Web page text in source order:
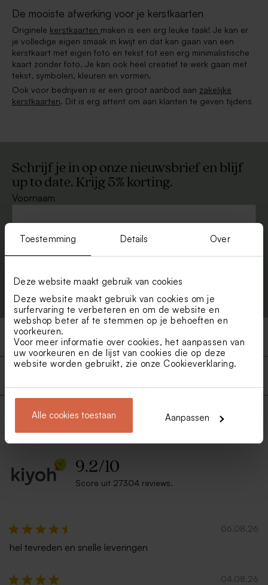
Toestemming Details Over
Deze website maakt gebruik van cookies
Deze website maakt gebruik van cookies om je
surfervaring te verbeteren en om de website en
webshop beter af te stemmen op je behoeften en
voorkeuren.
Voor meer informatie over cookies, het aanpassen van
uw voorkeuren en de lijst van cookies die op deze
website worden gebruikt, zie onze Cookieverklaring.
Alle cookies toestaan Aanpassen
De mooiste afwerking voor je kerstkaarten
Originele kerstkaarten maken is een erg leuke taak! Je kan er
je volledige eigen smaak in kwijt en dat kan gaan van een
kerstkaart met eigen foto en tekst tot een erg minimalistische
kaart zonder foto. Je kan ook heel creatief te werk gaan met
tekst, symbolen, kleuren en vormen.
Ook voor bedrijven is er een groot aanbod aan zakelijke
kerstkaarten. Dit is erg attent om aan klanten te geven tijdens
Schrijf je in op onze nieuwsbrief en blijf
up to date. Krijg 5% korting.
Voornaam
Aanmelden
Producten
Over Tadaaz
9.2/10
Score uit 27304 reviews.
06.08.26
hel tevreden en snelle leveringen
04.08.26